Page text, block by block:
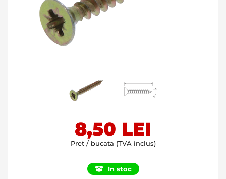
8,50 LEI
Pret / bucata (TVA inclus)
In stoc